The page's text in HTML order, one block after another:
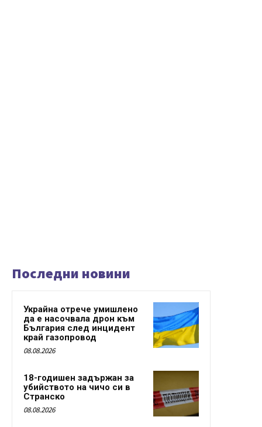
Последни новини
Украйна отрече умишлено
да е насочвала дрон към
България след инцидент
край газопровод
08.08.2026
18-годишен задържан за
убийството на чичо си в
Странско
08.08.2026